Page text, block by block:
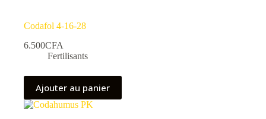
Codafol 4-16-28
6.500CFA
Fertilisants
Ajouter au panier